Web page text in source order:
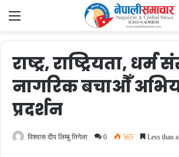
Menu
राष्ट्र, राष्ट्रियता, धर्म
नागरिक बचाऔँ
प्रदर्शन
विश्वास दीप लिम्बु तिगेला 0 565 Less than